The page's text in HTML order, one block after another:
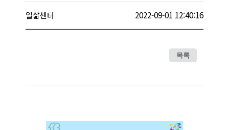
일삶센터 2022-09-01 12:40:16
목록